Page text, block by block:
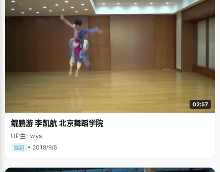
02:57
鲲鹏游 李凯航 北京舞蹈学院
UP主: wys
舞蹈 • 2018/9/6